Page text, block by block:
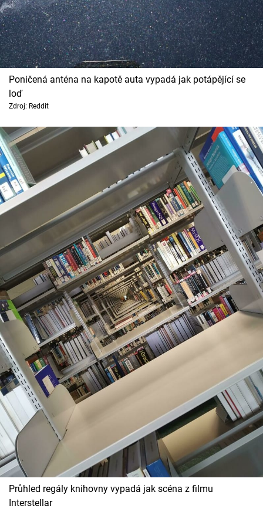
Poničená anténa na kapotě auta vypadá jak potápějící se
loď
Zdroj: Reddit
Průhled regály knihovny vypadá jak scéna z filmu
Interstellar